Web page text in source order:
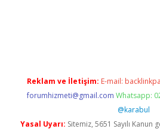
Reklam ve İletişim: E-mail:
forumhizmeti@gmail.com Whatsapp:
@karabul
Yasal Uyarı: Sitemiz, 5651 Sayılı